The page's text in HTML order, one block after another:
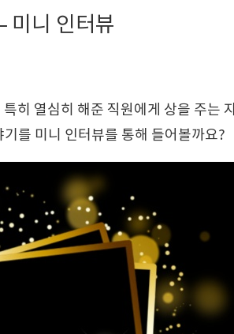
미니 인터뷰
히 열심히 해준 직원에게 상을 주는
를 미니 인터뷰를 통해 들어볼까요?